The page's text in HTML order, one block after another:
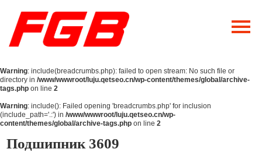
Главная
О Нас
Продукция
Новости
Warning: include(breadcrumbs.php): failed to open stream: No such file or
directory in /www/wwwroot/luju.qetseo.cn/wp-content/themes/global/archive-
tags.php on line 2
Warning: include(): Failed opening 'breadcrumbs.php' for inclusion
(include_path='.:') in /www/wwwroot/luju.qetseo.cn/wp-
content/themes/global/archive-tags.php on line 2
Подшипник 3609